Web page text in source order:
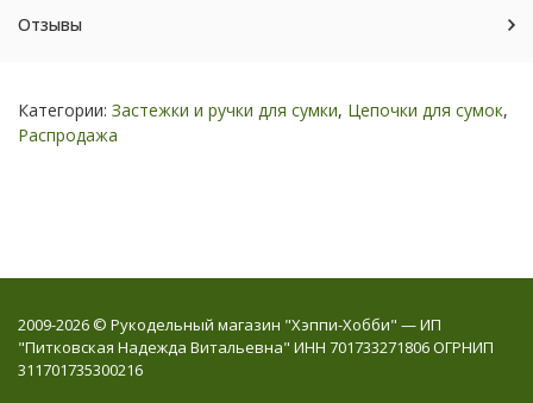
Отзывы
Категории: Застежки и ручки для сумки, Цепочки для сумок,
Распродажа
2009-2026 © Рукодельный магазин "Хэппи-Хобби" — ИП
"Питковская Надежда Витальевна" ИНН 701733271806 ОГРНИП
311701735300216